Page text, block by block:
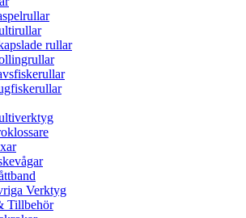
rullar
Verktyg
Tillbehör